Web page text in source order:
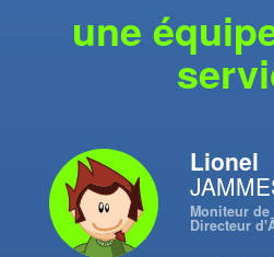
une
Lionel
Moniteur
Directeur